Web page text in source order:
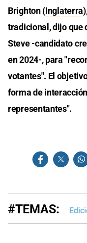
Brighton (Inglaterra
tradicional, dijo que
Steve -candidato
en 2024-, para
votantes". El
forma de
representantes".
#TEMAS: